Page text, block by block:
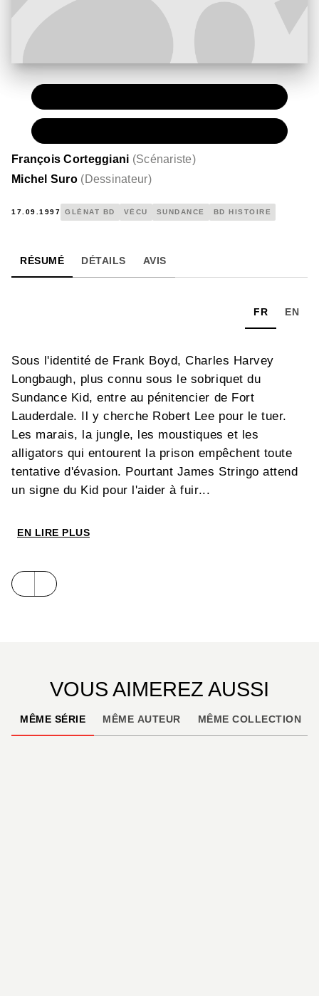
François Corteggiani (Scénariste)
Michel Suro (Dessinateur)
17.09.1997 GLÉNAT BD VÉCU SUNDANCE BD HISTOIRE
RÉSUMÉ DÉTAILS AVIS
FR EN
Sous l'identité de Frank Boyd, Charles Harvey
Longbaugh, plus connu sous le sobriquet du
Sundance Kid, entre au pénitencier de Fort
Lauderdale. Il y cherche Robert Lee pour le tuer.
Les marais, la jungle, les moustiques et les
alligators qui entourent la prison empêchent toute
tentative d'évasion. Pourtant James Stringo attend
un signe du Kid pour l'aider à fuir...
EN LIRE PLUS
VOUS AIMEREZ AUSSI
MÊME SÉRIE MÊME AUTEUR MÊME COLLECTION